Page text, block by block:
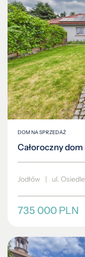
DOM NA SPRZEDAŻ
Całoroczny
Jodłów | ul.
735 000 PLN